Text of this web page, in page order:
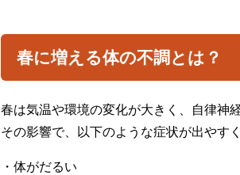
春に増える体の不調とは？
春は気温や環境の変化が大きく、自律神
その影響で、以下のような症状が出やす
・体がだるい